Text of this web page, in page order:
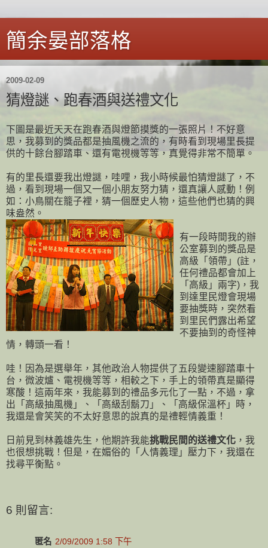
簡余晏部落格
2009-02-09
猜燈謎、跑春酒與送禮文化
下圖是最近天天在跑春酒與燈節摸獎的一張照片！不好意
思，我募到的獎品都是抽風機之流的，有時看到現場里長提
供的十餘台腳踏車、還有電視機等等，真覺得非常不簡單。
有的里長還要我出燈謎，哇哩，我小時候最怕猜燈謎了，不
過，看到現場一個又一個小朋友努力猜，還真讓人感動！例
如：小鳥關在籠子裡，猜一個歷史人物，這些他們也猜的興
味盎然。
有一段時間我的辦
公室募到的獎品是
高級「領帶」(註，
任何禮品都會加上
「高級」兩字)，我
到達里民燈會現場
要抽獎時，突然看
到里民們露出希望
不要抽到的奇怪神
情，轉頭一看！
哇！因為是選舉年，其他政治人物提供了五段變速腳踏車十
台，微波爐、電視機等等，相較之下，手上的領帶真是顯得
寒酸！這兩年來，我能募到的禮品多元化了一點，不過，拿
出「高級抽風機」、「高級刮鬍刀」、「高級保溫杯」時，
我還是會笑笑的不太好意思的說真的是禮輕情義重！
日前見到林義雄先生，他期許我能挑戰民間的送禮文化 ，我
也很想挑戰！但是，在媚俗的「人情義理」壓力下，我還在
找尋平衡點。
6 則留言:
匿名 2/09/2009 1:58 下午